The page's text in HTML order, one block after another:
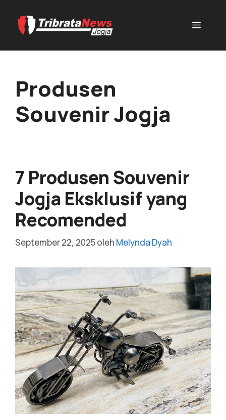
Produsen
Souvenir Jogja
7 Produsen Souvenir
Jogja Eksklusif yang
Recomended
September 22, 2025oleh Melynda Dyah